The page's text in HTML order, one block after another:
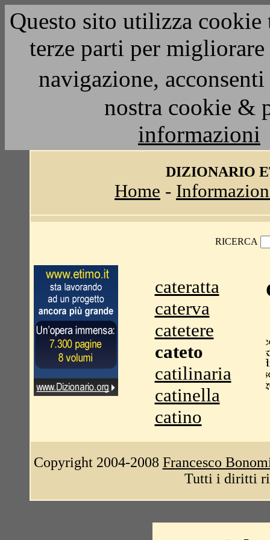
Questo sito utilizza
terze parti per
navigazione,
nostra cookie &
informazioni
DIZIONARIO
Home -
RICERCA
cateratta
caterva
catetere
cateto
catilinaria
catinella
catino
Copyright 2004-2008 Francesco
Tutti i diritti